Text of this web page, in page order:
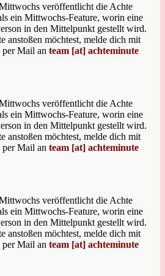
veröffentlicht die Achte
ein Mittwochs-Feature, worin eine
in den Mittelpunkt gestellt wird.
anstoßen möchtest, melde dich mit
per Mail an team [at] achteminute
veröffentlicht die Achte
ein Mittwochs-Feature, worin eine
in den Mittelpunkt gestellt wird.
anstoßen möchtest, melde dich mit
per Mail an team [at] achteminute
veröffentlicht die Achte
ein Mittwochs-Feature, worin eine
in den Mittelpunkt gestellt wird.
anstoßen möchtest, melde dich mit
per Mail an team [at] achteminute